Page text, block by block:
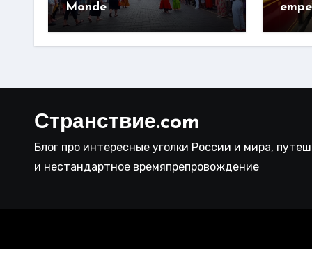
Monde
Странствие.com
Блог про интересные уголки России и мира,
и нестандартное времяпрепровождение